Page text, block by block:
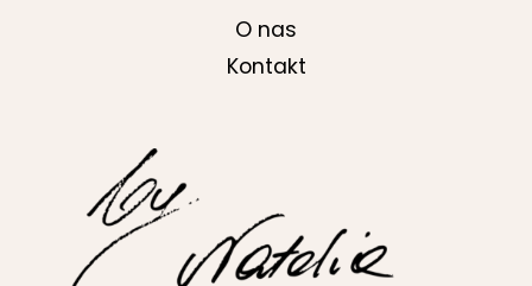
O nas
Kontakt